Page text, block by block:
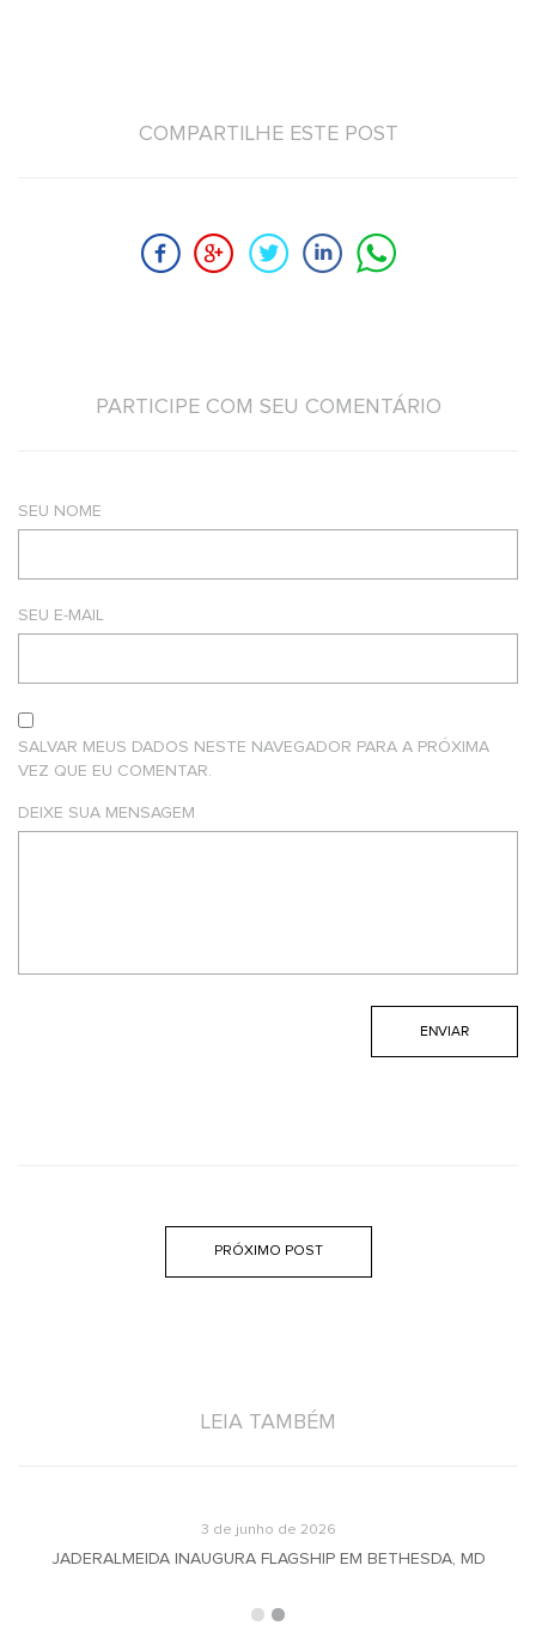
COMPARTILHE ESTE POST
PARTICIPE COM SEU COMENTÁRIO
SEU NOME
SEU E-MAIL
SALVAR MEUS DADOS NESTE NAVEGADOR PARA A PRÓXIMA
VEZ QUE EU COMENTAR.
DEIXE SUA MENSAGEM
PRÓXIMO POST
LEIA TAMBÉM
3 de junho de 2026
JADERALMEIDA INAUGURA FLAGSHIP EM BETHESDA, MD